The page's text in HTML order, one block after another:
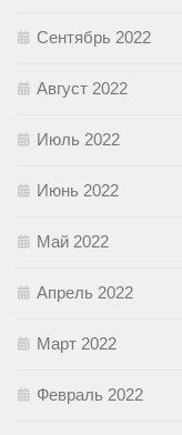
Сентябрь 2022
Август 2022
Июль 2022
Июнь 2022
Май 2022
Апрель 2022
Март 2022
Февраль 2022